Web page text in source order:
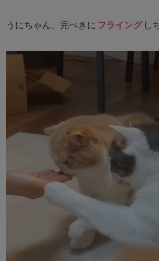
うにちゃん、完ぺきに フライング し